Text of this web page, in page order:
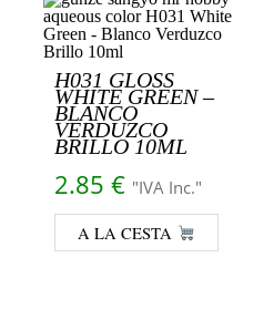
H031 GLOSS
WHITE GREEN –
BLANCO
VERDUZCO
BRILLO 10ML
2.85 € "IVA Inc."
A LA CESTA